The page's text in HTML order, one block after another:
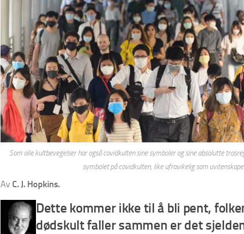
Som alle kultbevegelser har også covidkulten sine symboler og sine absolutte
symbolet på covidkulten, like ufravikelig som
Av C. J. Hopkins.
Dette kommer ikke til å bli pent,
dødskult faller sammen er det